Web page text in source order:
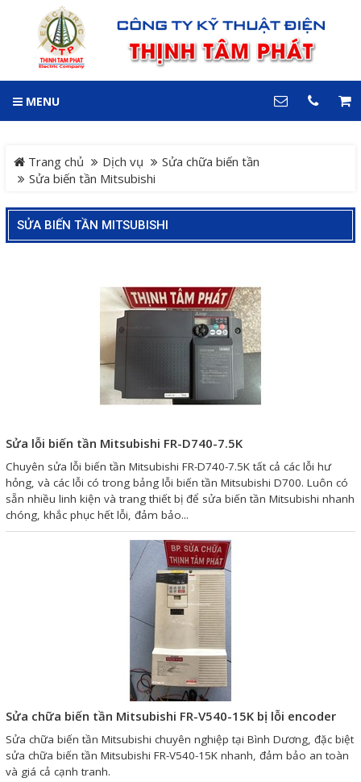
MENU
Trang chủ Dịch vụ
Sửa chữa biến tần
Sửa biến tần Mitsubishi
SỬA BIẾN TẦN MITSUBISHI
Sửa lỗi biến tần Mitsubishi FR-D740-7.5K
Chuyên sửa lỗi biến tần Mitsubishi FR-D740-7.5K tất cả các lỗi hư
hỏng, và các lỗi có trong bảng lỗi biến tần Mitsubishi D700. Luôn có
sẵn nhiều linh kiện và trang thiết bị để sửa biến tần Mitsubishi nhanh
chóng, khắc phục hết lỗi, đảm bảo...
Sửa chữa biến tần Mitsubishi FR-V540-15K bị lỗi encoder
Sửa chữa biến tần Mitsubishi chuyên nghiệp tại Bình Dương, đặc biệt
sửa chữa biến tần Mitsubishi FR-V540-15K nhanh, đảm bảo an toàn
và giá cả cạnh tranh.
Trang chủ
Sản phẩm
Hệ thống điều khiển giám
sát và thu thập dữ liệu
Giải pháp quản lý bằng mã
Bảng LED điện tử
Bảng điện tử năng suất
Bảng Led hiển thị nhiệt độ
độ ẩm
Đồng hồ thời gian thực
Màn hình cảm ứng HMI
Máy tính công nghiệp
Cáp lập trình PLC - HMI -
GIỎ HÀNG
LIÊN HỆ
Hotline
64 đường 24, KDC Hiệp
Điện thoại
0909 199 102
COPYRIGHT 2018. ALL RIGHTS RESERVED